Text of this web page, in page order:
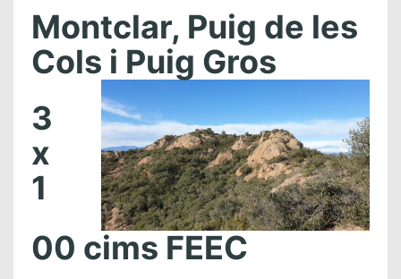
Montclar, Puig de les
Cols i Puig Gros
3
x
1
00 cims FEEC